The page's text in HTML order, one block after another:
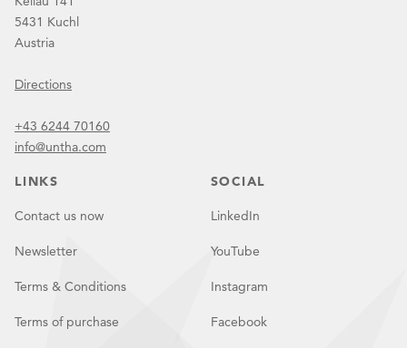
5431 Kuchl
Austria
Directions
+43 6244 70160
info@untha.com
LINKS
Contact us now
Newsletter
Terms & Conditions
Terms of purchase
SOCIAL
LinkedIn
YouTube
Instagram
Facebook